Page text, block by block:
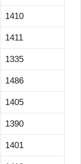
1410
1411
1335
1486
1405
1390
1401